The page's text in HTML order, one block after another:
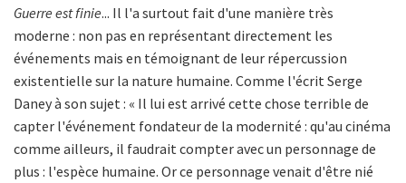
Guerre est finie... Il l'a surtout fait d'une manière très
moderne : non pas en représentant directement les
événements mais en témoignant de leur répercussion
existentielle sur la nature humaine. Comme l'écrit Serge
Daney à son sujet : « Il lui est arrivé cette chose terrible de
capter l'événement fondateur de la modernité : qu'au cinéma
comme ailleurs, il faudrait compter avec un personnage de
plus : l'espèce humaine. Or ce personnage venait d'être nié